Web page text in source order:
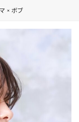
× ボブ